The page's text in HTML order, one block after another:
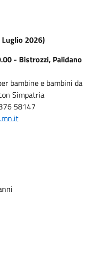
2026)
- Bistrozzi, Palidano
bambine e bambini da
Simpatria
58147
it